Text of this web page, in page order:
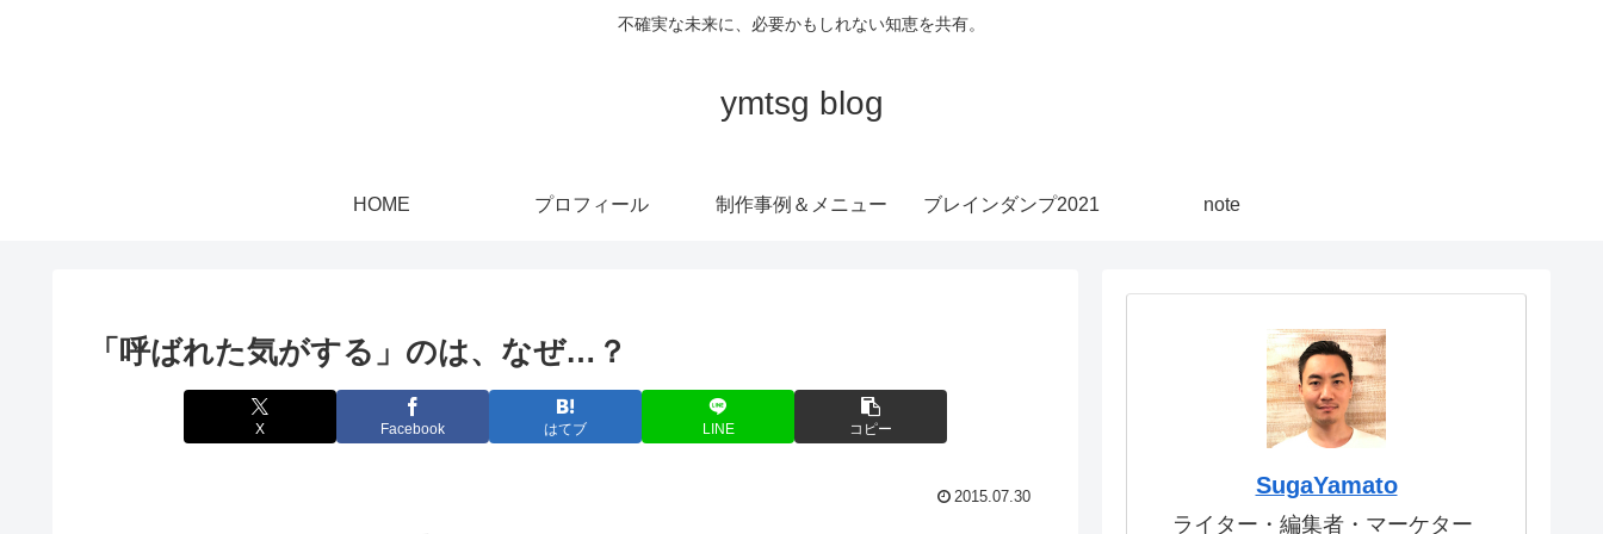
不確実な未来に、必要かもしれない知恵を共有。
ymtsg blog
HOME プロフィール 制作事例＆メニュー ブレインダンプ2021 note
「呼ばれた気がする」のは、なぜ…？
X Facebook はてブ LINE コピー
2015.07.30 SugaYamato
ライター・編集者・マーケター